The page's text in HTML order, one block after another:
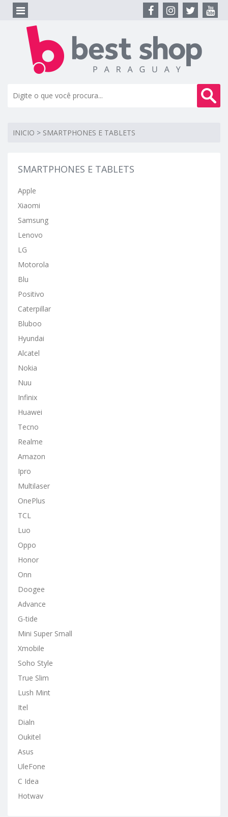
INICIO > SMARTPHONES E TABLETS
SMARTPHONES E TABLETS
Apple
Xiaomi
Samsung
Lenovo
LG
Motorola
Blu
Positivo
Caterpillar
Bluboo
Hyundai
Alcatel
Nokia
Nuu
Infinix
Huawei
Tecno
Realme
Amazon
Ipro
Multilaser
OnePlus
TCL
Luo
Oppo
Honor
Onn
Doogee
Advance
G-tide
Mini Super Small
Xmobile
Soho Style
True Slim
Lush Mint
Itel
Dialn
Oukitel
Asus
UleFone
C Idea
Hotwav